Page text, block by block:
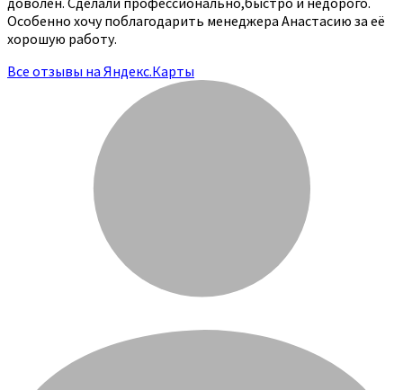
Особенно хочу поблагодарить менеджера Анастасию за её
хорошую работу.
Все отзывы на Яндекс.Карты